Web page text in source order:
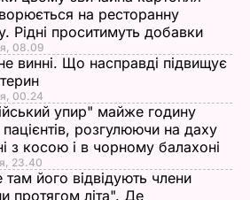
на ресторанну
Рідні проситимуть добавки
08.09
винні. Що насправді підвищує
00.24
упир" майже годину
розгулюючи на даху
з косою і в чорному балахоні
23.40
його відвідують члени
протягом літа". Де